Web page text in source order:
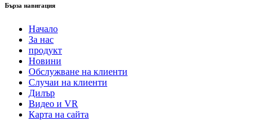
Бърза навигация
Начало
За нас
продукт
Новини
Обслужване на клиенти
Случаи на клиенти
Дилър
Видео и VR
Карта на сайта